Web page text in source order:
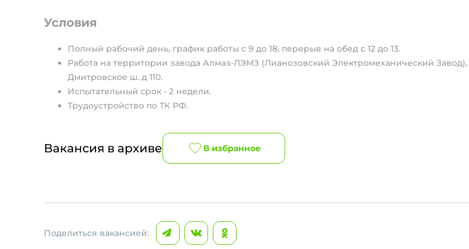
Условия
Полный рабочий день, график работы с 9 до 18, перерыв на обед с 12 до 13.
Работа на территории завода Алмаз-ЛЭМЗ (Лианозовский Электромеханический Завод),
Дмитровское ш. д 110.
Испытательный срок - 2 недели.
Трудоустройство по ТК РФ.
Вакансия в архиве В избранное
Поделиться вакансией: